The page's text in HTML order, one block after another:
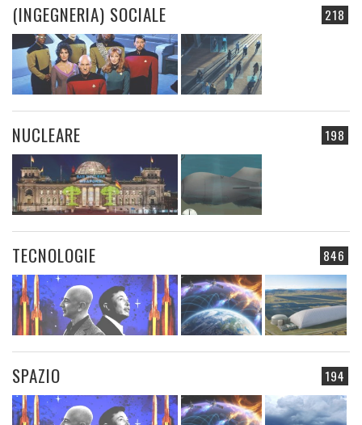
218
(INGEGNERIA) SOCIALE
198
NUCLEARE
846
TECNOLOGIE
194
SPAZIO